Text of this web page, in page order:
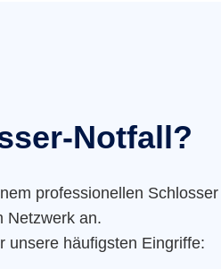
Notfall?
professionellen
Netzwerk an.
unsere häufigsten Eingriffe: